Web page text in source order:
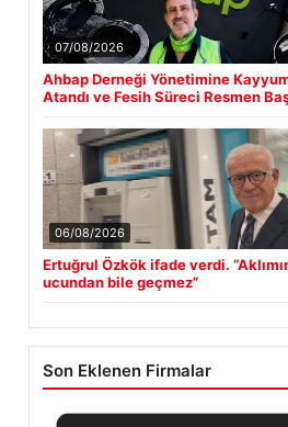
07/08/2026
Ahbap Derneği Yönetimine
Atandı ve Fesih Süreci Resmen
06/08/2026
Ertuğrul Özkök ifade verdi.
ucundan bile geçmez”
Son Eklenen Firmalar